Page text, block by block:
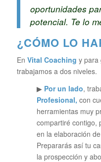
oportunidades
potencial. Te lo
¿CÓMO LO
En Vital Coaching y para
trabajamos a dos niveles.
▶ Por un lado,
Profesional, con
herramientas muy
compartiré contigo,
en la elaboración
Prepararás así tu
la prospección y